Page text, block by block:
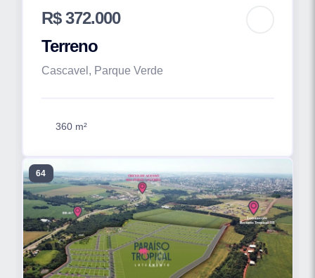
R$ 372.000
Terreno
Cascavel, Parque Verde
360 m²
64